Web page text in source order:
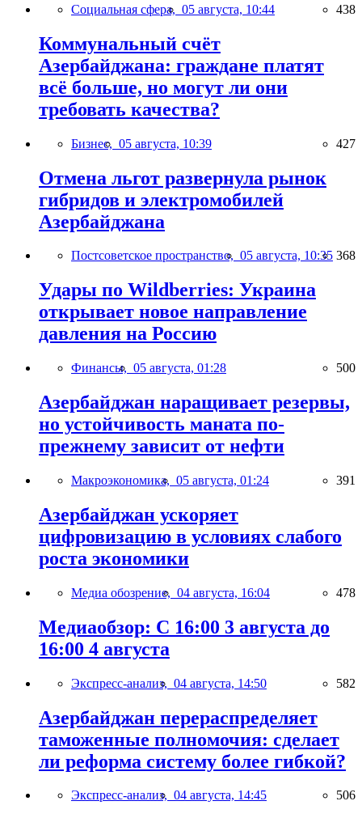
Социальная сфера, 05 августа, 10:44 438
Коммунальный счёт
Азербайджана: граждане платят
всё больше, но могут ли они
требовать качества?
Бизнес, 05 августа, 10:39 427
Отмена льгот развернула рынок
гибридов и электромобилей
Азербайджана
Постсоветское пространство, 05 августа, 10:35 368
Удары по Wildberries: Украина
открывает новое направление
давления на Россию
Финансы, 05 августа, 01:28 500
Азербайджан наращивает резервы,
но устойчивость маната по-
прежнему зависит от нефти
Макроэкономика, 05 августа, 01:24 391
Азербайджан ускоряет
цифровизацию в условиях слабого
роста экономики
Медиа обозрение, 04 августа, 16:04 478
Медиаобзор: С 16:00 3 августа до
16:00 4 августа
Экспресс-анализ, 04 августа, 14:50 582
Азербайджан перераспределяет
таможенные полномочия: сделает
ли реформа систему более гибкой?
Экспресс-анализ, 04 августа, 14:45 506